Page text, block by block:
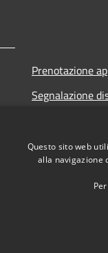
Prenotazione
Segnalazione
Richiesta di
Questo sito web
alla navigazione